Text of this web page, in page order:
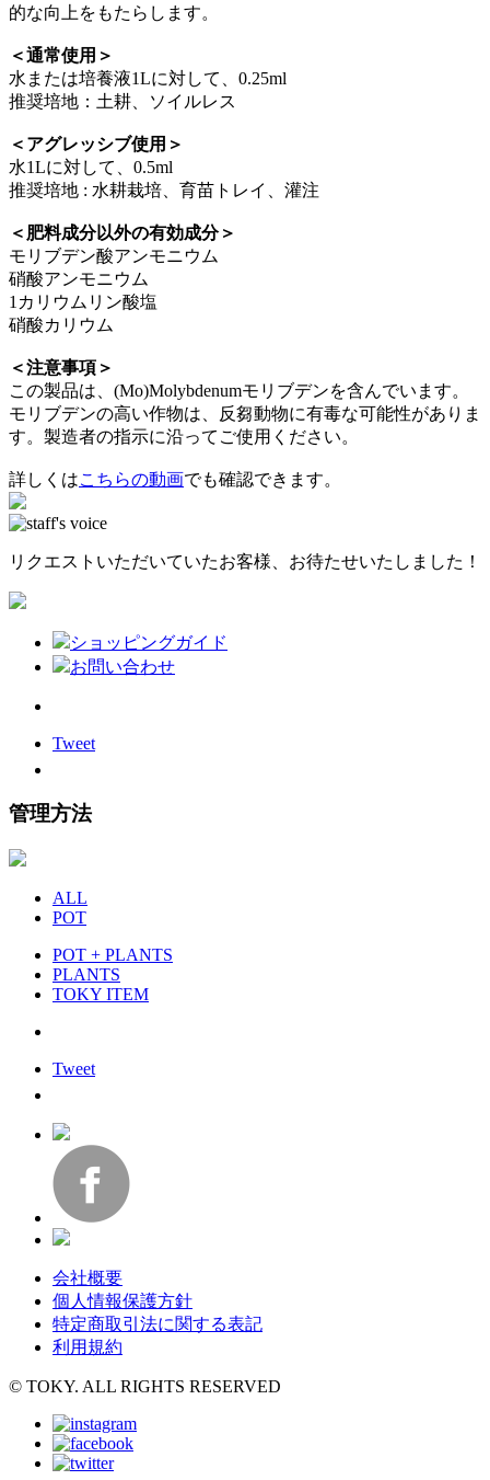
的な向上をもたらします。
＜通常使用＞
水または培養液1Lに対して、0.25ml
推奨培地：土耕、ソイルレス
＜アグレッシブ使用＞
水1Lに対して、0.5ml
推奨培地 : 水耕栽培、育苗トレイ、灌注
＜肥料成分以外の有効成分＞
モリブデン酸アンモニウム
硝酸アンモニウム
1カリウムリン酸塩
硝酸カリウム
＜注意事項＞
この製品は、(Mo)Molybdenumモリブデンを含んでいます。
モリブデンの高い作物は、反芻動物に有毒な可能性がありま
す。製造者の指示に沿ってご使用ください。
詳しくはこちらの動画でも確認できます。
リクエストいただいていたお客様、お待たせいたしました！
ショッピングガイド
お問い合わせ
Tweet
管理方法
ALL
POT
POT + PLANTS
PLANTS
TOKY ITEM
Tweet
会社概要
個人情報保護方針
特定商取引法に関する表記
利用規約
© TOKY. ALL RIGHTS RESERVED